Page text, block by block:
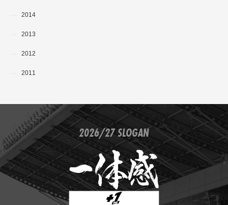
2014
2013
2012
2011
2026/27 SLOGAN